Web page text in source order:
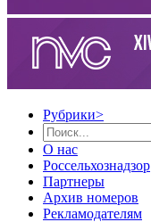
Рубрики>
О нас
Россельхознадзор
Партнеры
Архив номеров
Рекламодателям